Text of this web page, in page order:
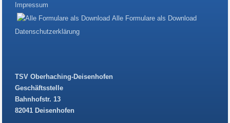
Impressum
Alle Formulare als Download
Datenschutzerklärung
TSV Oberhaching-Deisenhofen
Geschäftsstelle
Bahnhofstr. 13
82041 Deisenhofen